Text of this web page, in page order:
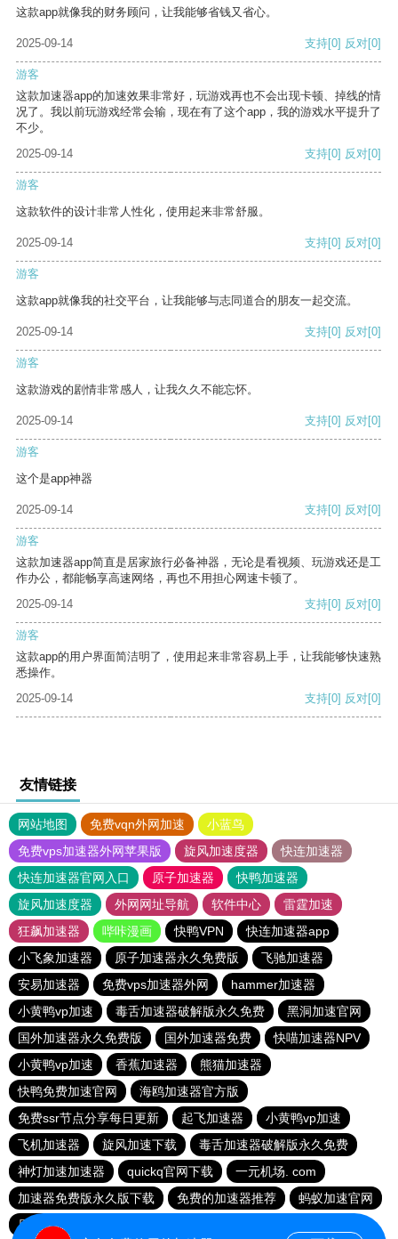
这款app就像我的财务顾问，让我能够省钱又省心。
2025-09-14 支持[0] 反对[0]
游客
这款加速器app的加速效果非常好，玩游戏再也不会出现卡顿、掉线的情
况了。我以前玩游戏经常会输，现在有了这个app，我的游戏水平提升了
不少。
2025-09-14
支持[0] 反对[0]
游客
这款软件的设计非常人性化，使用起来非常舒服。
2025-09-14 支持[0] 反对[0]
游客
这款app就像我的社交平台，让我能够与志同道合的朋友一起交流。
2025-09-14 支持[0] 反对[0]
游客
这款游戏的剧情非常感人，让我久久不能忘怀。
2025-09-14 支持[0] 反对[0]
游客
这个是app神器
2025-09-14 支持[0] 反对[0]
游客
这款加速器app简直是居家旅行必备神器，无论是看视频、玩游戏还是工
作办公，都能畅享高速网络，再也不用担心网速卡顿了。
2025-09-14
支持[0] 反对[0]
游客
这款app的用户界面简洁明了，使用起来非常容易上手，让我能够快速熟
悉操作。
2025-09-14
支持[0] 反对[0]
友情链接
网站地图 免费vqn外网加速
小蓝鸟
免费vps加速器外网苹果版
旋风加速度器
快连加速器
快连加速器官网入口
原子加速器
快鸭加速器
旋风加速度器
外网网址导航 软件中心
雷霆加速
狂飙加速器
哔咔漫画 快鸭VPN
快连加速器app
小飞象加速器
原子加速器永久免费版
飞驰加速器
安易加速器
免费vps加速器外网
hammer加速器
小黄鸭vp加速
毒舌加速器破解版永久免费
黑洞加速官网
国外加速器永久免费版
国外加速器免费
快喵加速器NPV
小黄鸭vp加速
香蕉加速器
熊猫加速器
快鸭免费加速官网
海鸥加速器官方版
免费ssr节点分享每日更新
起飞加速器
小黄鸭vp加速
飞机加速器
旋风加速下载
毒舌加速器破解版永久免费
神灯加速加速器
quickq官网下载
一元机场. com
加速器免费版永久版下载
免费的加速器推荐
蚂蚁加速官网
原子加速器下载安卓